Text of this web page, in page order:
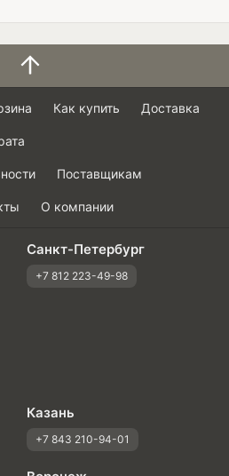
Как купить Доставка
Поставщикам
О компании
Санкт-Петербург
+7 812 223-49-98
Казань
+7 843 210-94-01